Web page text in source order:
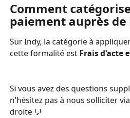
Comment
paiement auprès de
Sur Indy, la catégorie à
cette formalité est Frais d'acte
Si vous avez des questions
n'hésitez pas à nous solliciter
droite 💬